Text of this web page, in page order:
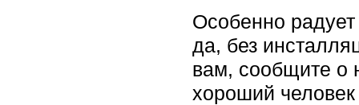
Особенно
да, без
вам, сообщите о
хороший